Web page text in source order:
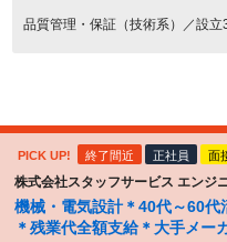
品質管理・保証（技術系）／設立
PICK UP! 終了間近 正社員 面
株式会社スタッフサービス エンジ
機械・電気設計＊40代～60
＊残業代全額支給＊大手メー